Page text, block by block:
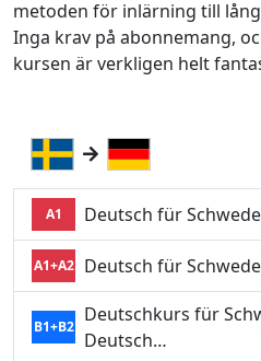
metoden för inlärning till
Inga krav på abonnemang,
kursen är verkligen helt
A1 Deutsch für
A1+A2 Deutsch für
B1+B2
Deutschkurs für
Deutsch…